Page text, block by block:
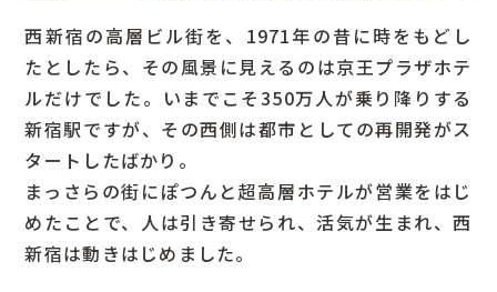
西新宿の高層ビル街を、1971年の昔に時をもどし
たとしたら、その風景に見えるのは京王プラザホテ
ルだけでした。いまでこそ350万人が乗り降りする
新宿駅ですが、その西側は都市としての再開発がス
タートしたばかり。
まっさらの街にぽつんと超高層ホテルが営業をはじ
めたことで、人は引き寄せられ、活気が生まれ、西
新宿は動きはじめました。